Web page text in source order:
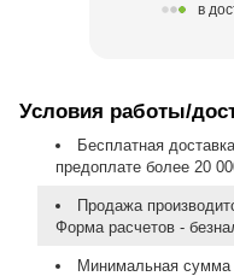
в
Условия работы/
Бесплатная
предоплате более 20
Продажа
Форма расчетов -
Минимальная сумма